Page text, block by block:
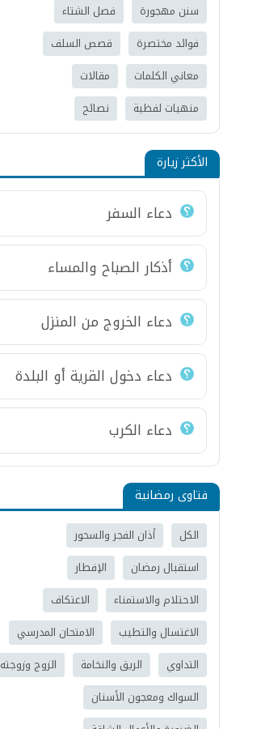
سنن مهجورة
فصل الشتاء
فوائد مختصرة
قصص السلف
معاني الكلمات
مقالات
منهيات لفظية
نصائح
الأكثر زيارة
دعاء السفر
أذكار الصباح والمساء
دعاء الخروج من المنزل
دعاء دخول القرية أو البلدة
دعاء الكرب
فتاوى رمضانية
الكل
أذان الفجر والسحور
استقبال رمضان
الإفطار
الاحتلام والاستمناء
الاعتكاف
الاغتسال والتطيب
الامتحان المدرسي
التداوي
الريق والنخامة
الزوج وزوجته
السواك ومعجون الأسنان